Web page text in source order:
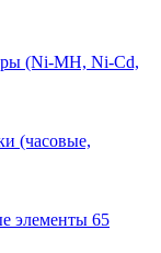
(Ni-MH, Ni-Cd,
(часовые,
элементы 65